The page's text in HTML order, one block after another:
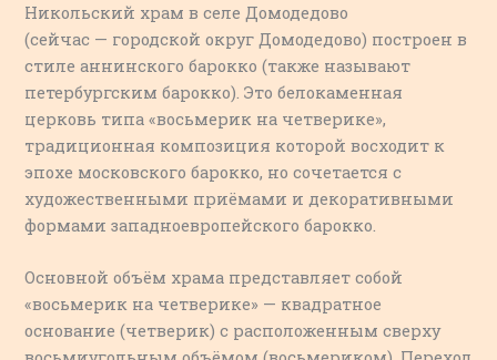
Никольский храм в селе Домодедово
(сейчас — городской округ Домодедово) построен в
стиле аннинского барокко (также называют
петербургским барокко). Это белокаменная
церковь типа «восьмерик на четверике»,
традиционная композиция которой восходит к
эпохе московского барокко, но сочетается с
художественными приёмами и декоративными
формами западноевропейского барокко.
Основной объём храма представляет собой
«восьмерик на четверике» — квадратное
основание (четверик) с расположенным сверху